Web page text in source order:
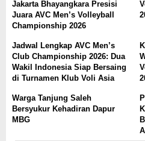
Jakarta Bhayangkara Presisi
Juara AVC Men’s Volleyball
Championship 2026
Jadwal Lengkap AVC Men’s
Club Championship 2026: Dua
Wakil Indonesia Siap Bersaing
di Turnamen Klub Voli Asia
Warga Tanjung Saleh
Bersyukur Kehadiran Dapur
MBG